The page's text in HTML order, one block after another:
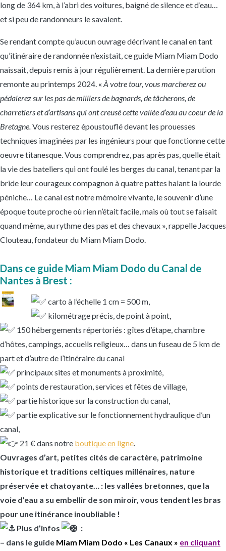
long de 364 km, à l’abri des voitures, baigné de silence et d’eau…
et si peu de randonneurs le savaient.
Se rendant compte qu’aucun ouvrage décrivant le canal en tant
qu’itinéraire de randonnée n’existait, ce guide Miam Miam Dodo
naissait, depuis remis à jour régulièrement. La dernière parution
remonte au printemps 2024. « À votre tour, vous marcherez ou
pédalerez sur les pas de milliers de bagnards, de tâcherons, de
charretiers et d’artisans qui ont creusé cette vallée d’eau au coeur de la
Bretagne.Vous resterez époustouflé devant les prouesses
techniques imaginées par les ingénieurs pour que fonctionne cette
oeuvre titanesque. Vous comprendrez, pas après pas, quelle était
la vie des bateliers qui ont foulé les berges du canal, tenant par la
bride leur courageux compagnon à quatre pattes halant la lourde
péniche… Le canal est notre mémoire vivante, le souvenir d’une
époque toute proche où rien n’était facile, mais où tout se faisait
quand même, au rythme des pas et des chevaux », rappelle Jacques
Clouteau, fondateur du Miam Miam Dodo.
Dans ce guide Miam Miam Dodo du Canal de
Nantes à Brest :
carto à l’échelle 1 cm = 500 m,
kilométrage précis, de point à point,
150 hébergements répertoriés : gîtes d’étape, chambre
d’hôtes, campings, accueils religieux… dans un fuseau de 5 km de
part et d’autre de l’itinéraire du canal
principaux sites et monuments à proximité,
points de restauration, services et fêtes de village,
partie historique sur la construction du canal,
partie explicative sur le fonctionnement hydraulique d’un
canal,
21 € dans notre boutique en ligne.
Ouvrages d’art, petites cités de caractère, patrimoine
historique et traditions celtiques millénaires, nature
préservée et chatoyante… : les vallées bretonnes, que la
voie d’eau a su embellir de son miroir, vous tendent les bras
pour une itinérance inoubliable !
Plus d’infos
:
– dans le guide Miam Miam Dodo « Les Canaux » en cliquant